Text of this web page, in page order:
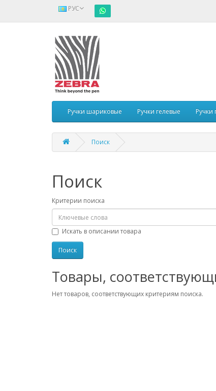
РУС
Ручки шариковые Ручки гелевые Ручки
Поиск
Поиск
Критерии поиска
Искать в описании товара
Товары,
Нет товаров, соответствующих критериям поиска.